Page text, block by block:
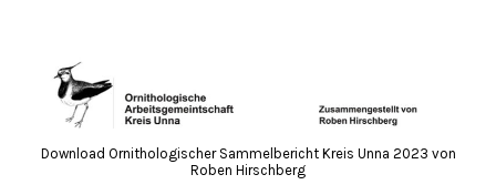
Download Ornithologischer Sammelbericht Kreis Unna 2023 von
Roben Hirschberg